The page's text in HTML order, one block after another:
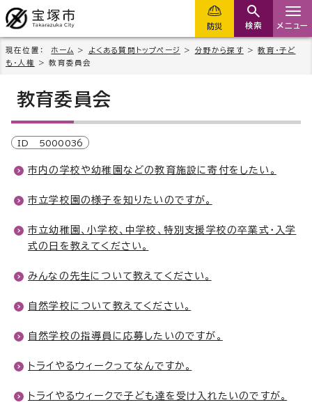
防災 検索 メニュー
現在位置： ホーム > よくある質問トップページ > 分野から探す >教育・子ど
も・人権
> 教育委員会
教育委員会
ID 5000036
市内の学校や幼稚園などの教育施設に寄付をしたい。
市立学校園の様子を知りたいのですが。
市立幼稚園、小学校、中学校、特別支援学校の卒業式・入学
式の日を教えてください。
みんなの先生について教えてください。
自然学校について教えてください。
自然学校の指導員に応募したいのですが。
トライやるウィークってなんですか。
トライやるウィークで子ども達を受け入れたいのですが。